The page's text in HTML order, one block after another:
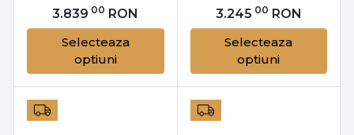
pentru depozitare,
140x200 cm, Latina
M141, Eltap
3.839 00 RON
Selecteaza
optiuni
pentru depozitare,
200x200 cm, Latina
L201, Eltap
3.245 00 RON
Selecteaza
optiuni